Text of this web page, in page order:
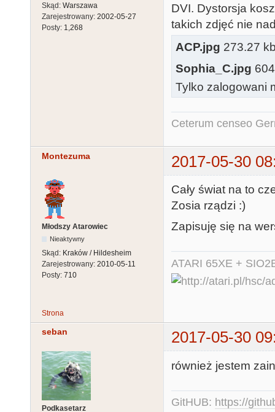
Skąd: Warszawa
Zarejestrowany: 2002-05-27
Posty: 1,268
DVI. Dystorsja
takich zdjęć nie
ACP.jpg 273.27
Sophia_C.jpg
Tylko zalogowani
Ceterum censeo
Montezuma 2017-05-30
Młodszy Atarowiec
Nieaktywny
Skąd: Kraków / Hildesheim
Zarejestrowany: 2010-05-11
Posty: 710
Cały świat na to
Zosia rządzi :)
Zapisuję się na
ATARI 65XE +
Strona
seban 2017-05-30
Podkasetarz
również jestem
GitHUB: https://